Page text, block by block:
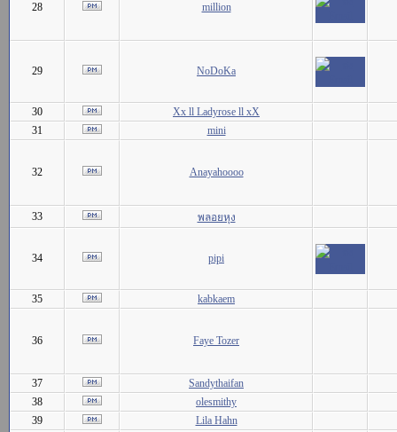
28 million
29 NoDoKa
30
Xx ll Ladyrose ll xX
31
mini
32 Anayahoooo
33 พลอยหุง
34 pipi
35 kabkaem
36 Faye Tozer
37
Sandythaifan
38
olesmithy
39
Lila Hahn